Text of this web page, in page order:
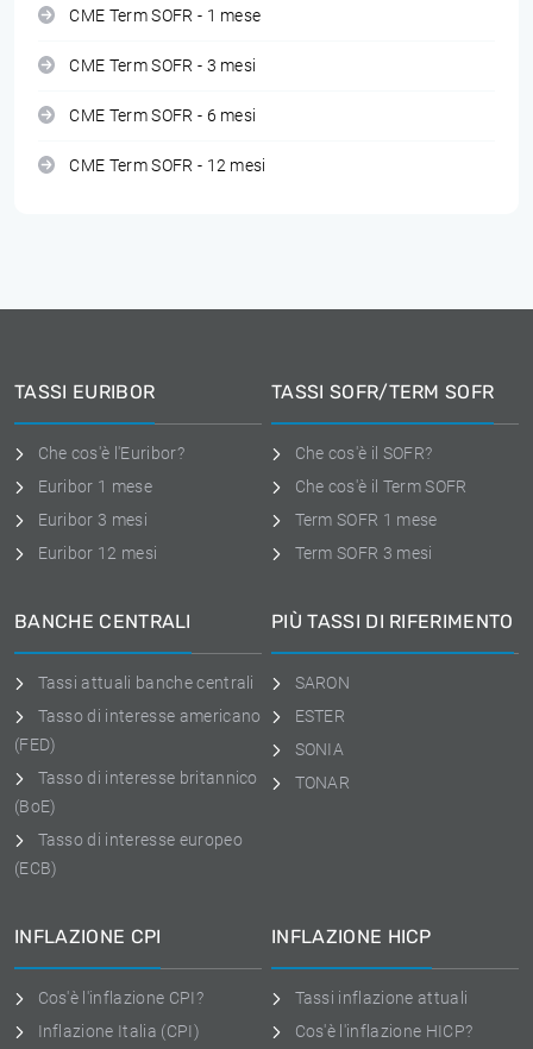
CME Term SOFR - 1 mese
CME Term SOFR - 3 mesi
CME Term SOFR - 6 mesi
CME Term SOFR - 12 mesi
TASSI EURIBOR
Che cos'è l'Euribor?
Euribor 1 mese
Euribor 3 mesi
Euribor 12 mesi
TASSI SOFR/TERM SOFR
Che cos'è il SOFR?
Che cos'è il Term SOFR
Term SOFR 1 mese
Term SOFR 3 mesi
BANCHE CENTRALI
Tassi attuali banche centrali
Tasso di interesse americano
(FED)
Tasso di interesse britannico
(BoE)
Tasso di interesse europeo
(ECB)
PIÙ TASSI DI RIFERIMENTO
SARON
ESTER
SONIA
TONAR
INFLAZIONE CPI
Cos'è l'inflazione CPI?
Inflazione Italia (CPI)
INFLAZIONE HICP
Tassi inflazione attuali
Cos'è l'inflazione HICP?